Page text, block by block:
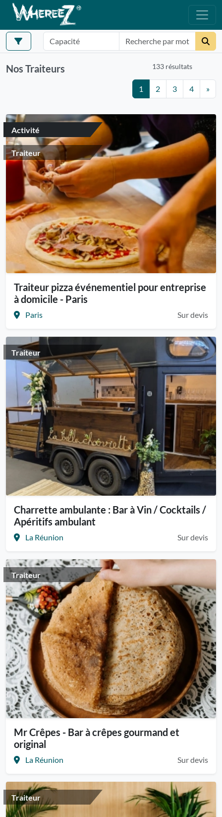
Nos Traiteurs 133 résultats
1 2 3 4 »
Activité
Traiteur
Traiteur pizza événementiel pour entreprise
à domicile - Paris
Paris Sur devis
Traiteur
Charrette ambulante : Bar à Vin / Cocktails /
Apéritifs ambulant
La Réunion Sur devis
Traiteur
Mr Crêpes - Bar à crêpes gourmand et
original
La Réunion Sur devis
Traiteur